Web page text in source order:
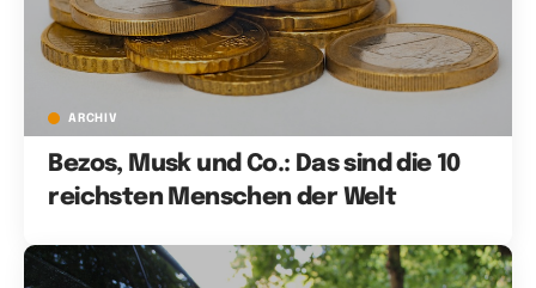
ARCHIV
Bezos, Musk und Co.: Das sind die 10
reichsten Menschen der Welt